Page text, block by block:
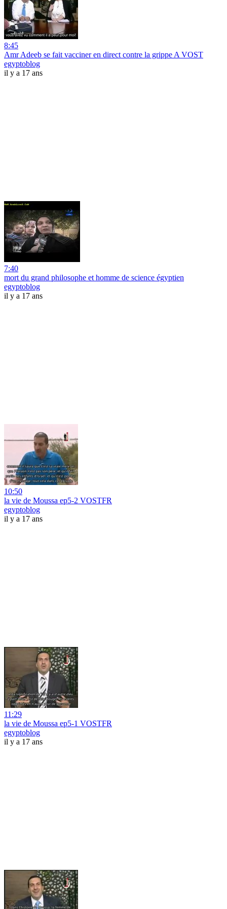
8:45
Amr Adeeb se fait vacciner en direct contre la grippe A VOST
egyptoblog
il y a 17 ans
7:40
mort du grand philosophe et homme de science égyptien
egyptoblog
il y a 17 ans
10:50
la vie de Moussa ep5-2 VOSTFR
egyptoblog
il y a 17 ans
11:29
la vie de Moussa ep5-1 VOSTFR
egyptoblog
il y a 17 ans